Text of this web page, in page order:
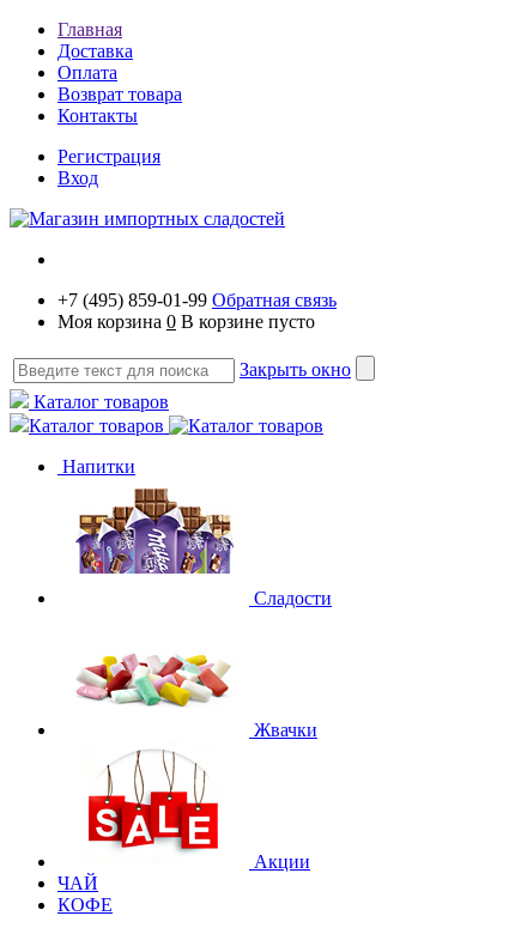
Главная
Доставка
Оплата
Возврат товара
Контакты
Регистрация
Вход
+7 (495) 859-01-99 Обратная связь
Моя корзина 0 В корзине пусто
Закрыть окно
Каталог товаров
Каталог товаров
Напитки
Сладости
Жвачки
Акции
ЧАЙ
КОФЕ